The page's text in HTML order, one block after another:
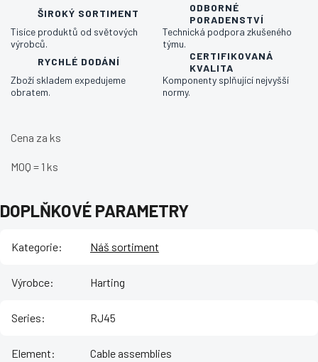
ŠIROKÝ SORTIMENT
Tisíce produktů od světových
výrobců.
ODBORNÉ
PORADENSTVÍ
Technická podpora zkušeného
týmu.
RYCHLÉ DODÁNÍ
Zboží skladem expedujeme
obratem.
CERTIFIKOVANÁ
KVALITA
Komponenty splňující nejvyšší
normy.
Cena za ks
MOQ = 1 ks
DOPLŇKOVÉ PARAMETRY
Kategorie: Náš sortiment
Výrobce: Harting
Series: RJ45
Element: Cable assemblies